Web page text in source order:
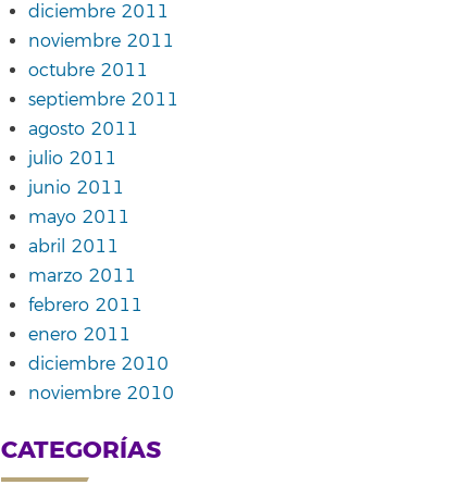
diciembre 2011
noviembre 2011
octubre 2011
septiembre 2011
agosto 2011
julio 2011
junio 2011
mayo 2011
abril 2011
marzo 2011
febrero 2011
enero 2011
diciembre 2010
noviembre 2010
CATEGORÍAS